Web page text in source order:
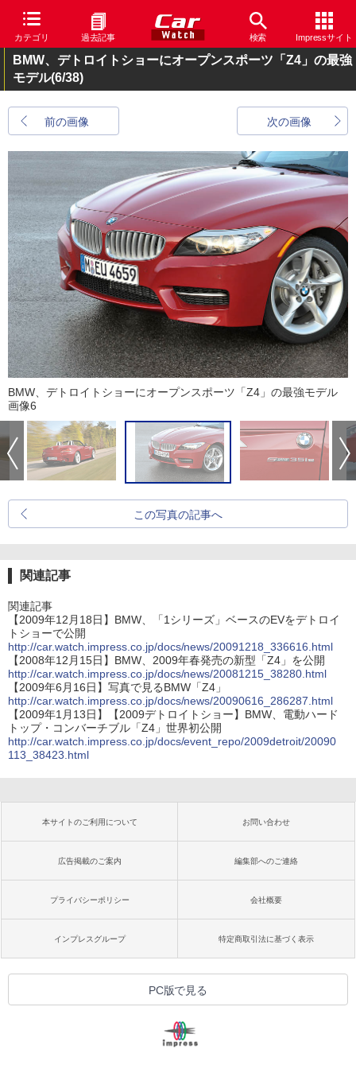
カテゴリ 過去記事 検索 Impressサイト
BMW、デトロイトショーにオープンスポーツ「Z4」の最強
モデル(6/38)
前の画像 次の画像
BMW、デトロイトショーにオープンスポーツ「Z4」の最強モデル
画像6
この写真の記事へ
関連記事
関連記事
【2009年12月18日】BMW、「1シリーズ」ベースのEVをデトロイ
トショーで公開
http://car.watch.impress.co.jp/docs/news/20091218_336616.html
【2008年12月15日】BMW、2009年春発売の新型「Z4」を公開
http://car.watch.impress.co.jp/docs/news/20081215_38280.html
【2009年6月16日】写真で見るBMW「Z4」
http://car.watch.impress.co.jp/docs/news/20090616_286287.html
【2009年1月13日】【2009デトロイトショー】BMW、電動ハード
トップ・コンバーチブル「Z4」世界初公開
http://car.watch.impress.co.jp/docs/event_repo/2009detroit/20090
113_38423.html
本サイトのご利用について お問い合わせ
広告掲載のご案内 編集部へのご連絡
プライバシーポリシー 会社概要
インプレスグループ 特定商取引法に基づく表示
PC版で見る